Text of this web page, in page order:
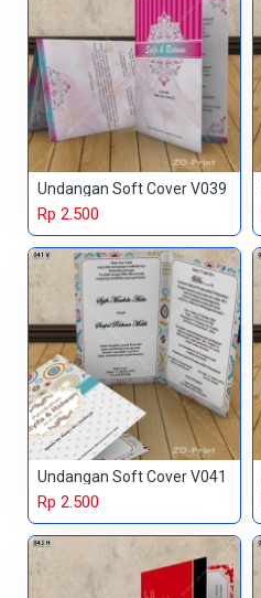
Undangan Soft Cover V039
Rp 2.500
Undangan Soft Cover V041
Rp 2.500